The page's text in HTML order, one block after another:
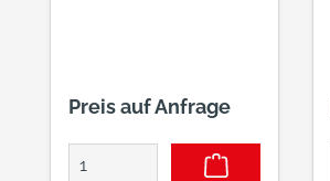
Preis auf Anfrage